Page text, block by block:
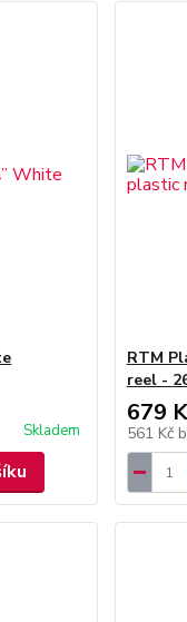
Skladem
RTM
reel -
679
561 Kč